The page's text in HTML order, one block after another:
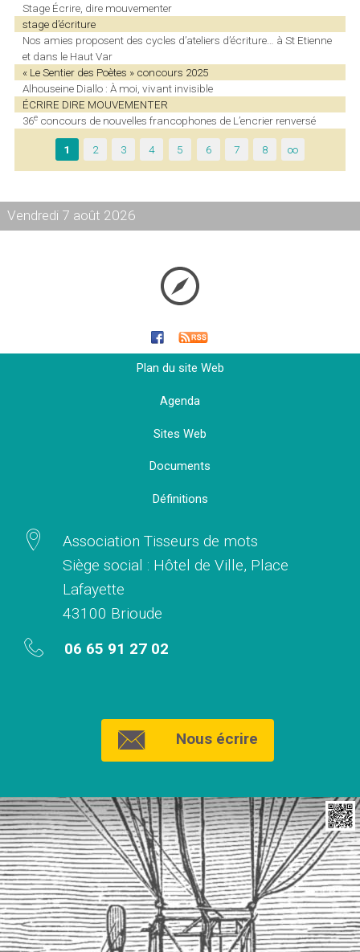
Stage Écrire, dire mouvementer
stage d’écriture
Nos amies proposent des cycles d’ateliers d’écriture… à St Etienne
et dans le Haut Var
« Le Sentier des Poètes » concours 2025
Alhouseine Diallo : À moi, vivant invisible
ÉCRIRE DIRE MOUVEMENTER
36econcours de nouvelles francophones de L’encrier renversé
1 2 3 4 5 6 7 8 ∞
Vendredi 7 août 2026
Plan du site Web
Agenda
Sites Web
Documents
Définitions
Association Tisseurs de mots
Siège social : Hôtel de Ville, Place
Lafayette
43100 Brioude
06 65 91 27 02
Nous écrire